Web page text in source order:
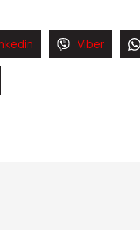
Viber